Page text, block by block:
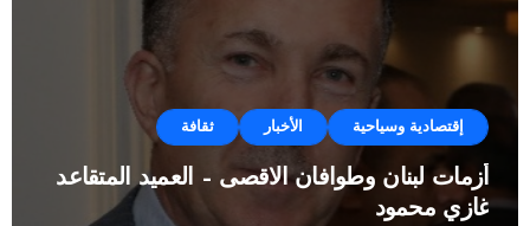
إقتصادية وسياحية الأخبار ثقافة
أزمات لبنان وطوافان الاقصى – العميد المتقاعد
غازي محمود